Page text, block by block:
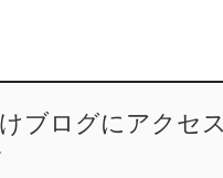
ブログにアクセ